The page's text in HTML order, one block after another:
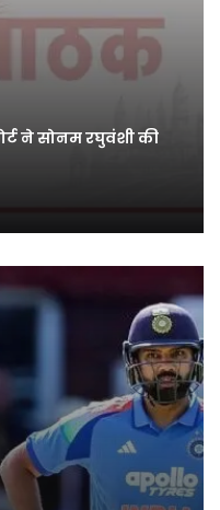
ने सोनम रघुवंशी की